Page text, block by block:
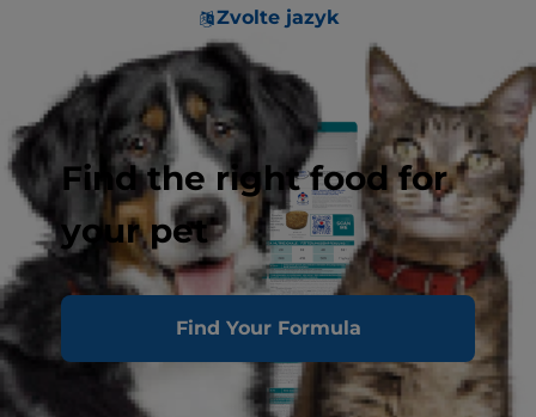
Zvolte jazyk
Find the right food for
your pet
Find Your Formula